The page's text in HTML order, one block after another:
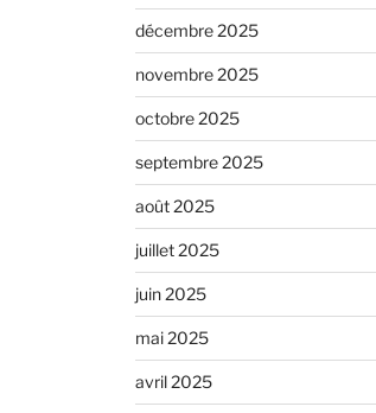
décembre 2025
novembre 2025
octobre 2025
septembre 2025
août 2025
juillet 2025
juin 2025
mai 2025
avril 2025